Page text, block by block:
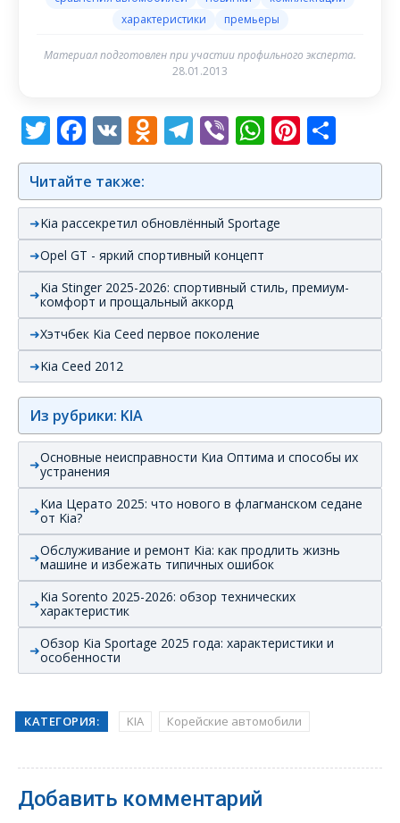
характеристики
премьеры
Материал подготовлен при участии профильного эксперта.
28.01.2013
Twitter
Facebook
VK Odnoklassniki
Telegram
Viber
Читайте также:
Kia рассекретил обновлённый Sportage
Opel GT - яркий спортивный концепт
Kia Stinger 2025-2026: спортивный стиль, премиум-
комфорт и прощальный аккорд
Хэтчбек Kia Ceed первое поколение
Kia Ceed 2012
Из рубрики: KIA
Основные неисправности Киа Оптима и способы их
устранения
Киа Церато 2025: что нового в флагманском седане
от Kia?
Обслуживание и ремонт Kia: как продлить жизнь
машине и избежать типичных ошибок
Kia Sorento 2025-2026: обзор технических
характеристик
Обзор Kia Sportage 2025 года: характеристики и
особенности
КАТЕГОРИЯ: KIA Корейские автомобили
Добавить комментарий